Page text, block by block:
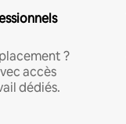
?
accès
dédiés.